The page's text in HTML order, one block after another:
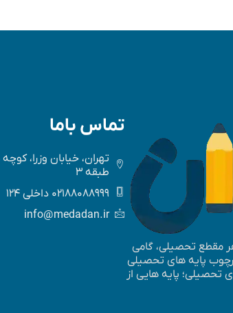
مقطع تحصیلی، گامی
پایه های تحصیلی
تحصیلی؛ پایه ­هایی از
تماس باما
طبقه 3
02188088999 داخلی 124
info@medadan.ir